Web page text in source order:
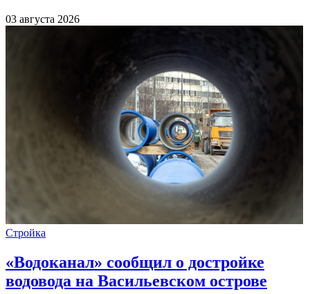
03 августа 2026
Стройка
«Водоканал» сообщил о достройке
водовода на Васильевском острове